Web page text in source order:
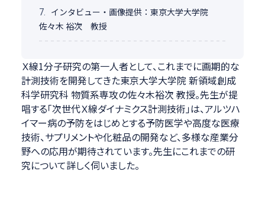
7. インタビュー・画像提供：東京大学大学院
佐々木 裕次 教授
Ｘ線1分子研究の第一人者として、これまでに画期的な
計測技術を開発してきた東京大学大学院 新領域創成
科学研究科 物質系専攻の佐々木裕次 教授。先生が提
唱する「次世代Ｘ線ダイナミクス計測技術」は、アルツハ
イマー病の予防をはじめとする予防医学や高度な医療
技術、サプリメントや化粧品の開発など、多様な産業分
野への応用が期待されています。先生にこれまでの研
究について詳しく伺いました。